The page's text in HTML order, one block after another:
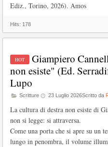
Ediz., Torino, 2026). Amos
Hits: 178
Giampiero
non esiste" (Ed.
Lupo
Scritture 23 Luglio 2026Scritto da
La cultura di destra non esiste di
non si legge: si attraversa.
Come una porta che si apre su un
lungo in penombra, il volume